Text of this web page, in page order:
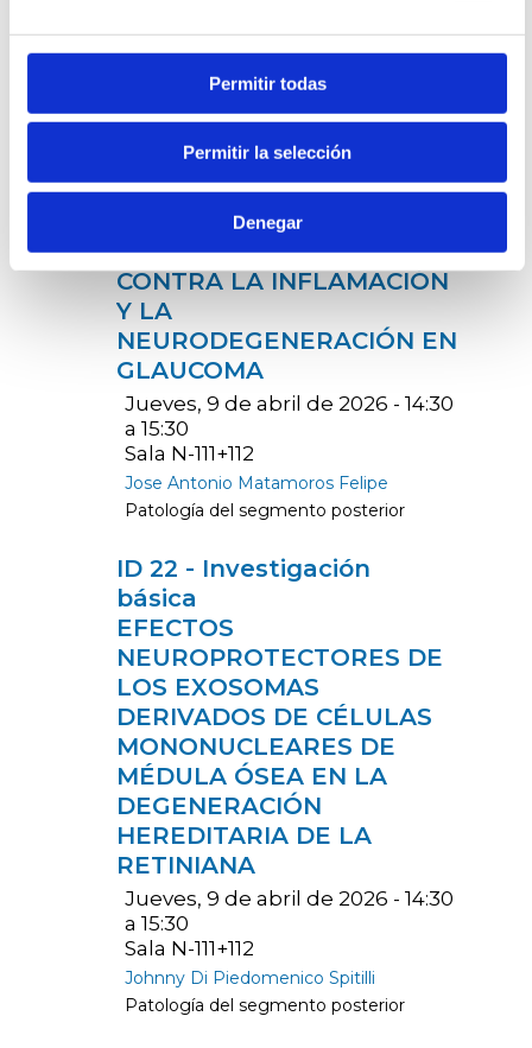
Permitir todas
Permitir la selección
Denegar
Ignacio Román González
Superficie ocular / Patología del
ID 212 - Investigación
básica
CITICOLINA Y COQ10: UNA
ESTRATEGIA DUAL
CONTRA LA INFLAMACIÓN
Y LA
NEURODEGENERACIÓN EN
GLAUCOMA
Jueves, 9 de abril de 2026 - 14:30
a 15:30
Sala N-111+112
Jose Antonio Matamoros Felipe
Patología del segmento posterior
ID 22 - Investigación
básica
EFECTOS
NEUROPROTECTORES DE
LOS EXOSOMAS
DERIVADOS DE CÉLULAS
MONONUCLEARES DE
MÉDULA ÓSEA EN LA
DEGENERACIÓN
HEREDITARIA DE LA
RETINIANA
Jueves, 9 de abril de 2026 - 14:30
a 15:30
Sala N-111+112
Johnny Di Piedomenico Spitilli
Patología del segmento posterior